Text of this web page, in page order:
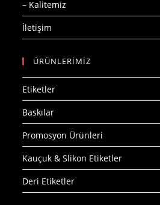
– Kalitemiz
İletişim
ÜRÜNLERİMİZ
Etiketler
Baskılar
Promosyon Ürünleri
Kauçuk & Slikon Etiketler
Deri Etiketler